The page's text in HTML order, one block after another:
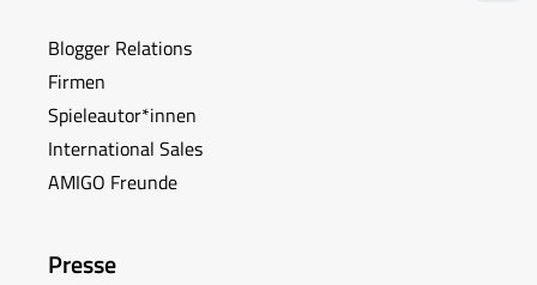
Blogger Relations
Firmen
Spieleautor*innen
International Sales
AMIGO Freunde
Presse